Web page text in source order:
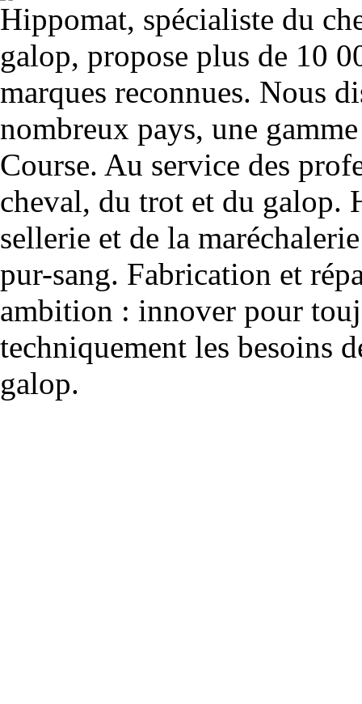
Hippomat, spécialiste du
galop, propose plus de 10
marques reconnues. Nous
nombreux pays, une
Course. Au service des
cheval, du trot et du galop.
sellerie et de la
pur-sang. Fabrication et
ambition : innover pour
techniquement les besoins
galop.